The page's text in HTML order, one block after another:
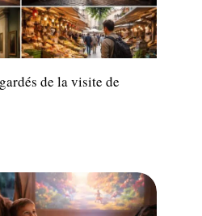
de la visite de